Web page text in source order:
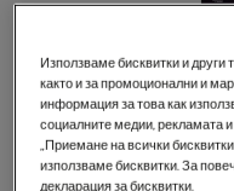
Използваме бисквитки и други
както и за промоционални и
информация за това как
социалните медии, рекламата
„Приемане на всички
използваме бисквитки. За
декларация за бисквитки.